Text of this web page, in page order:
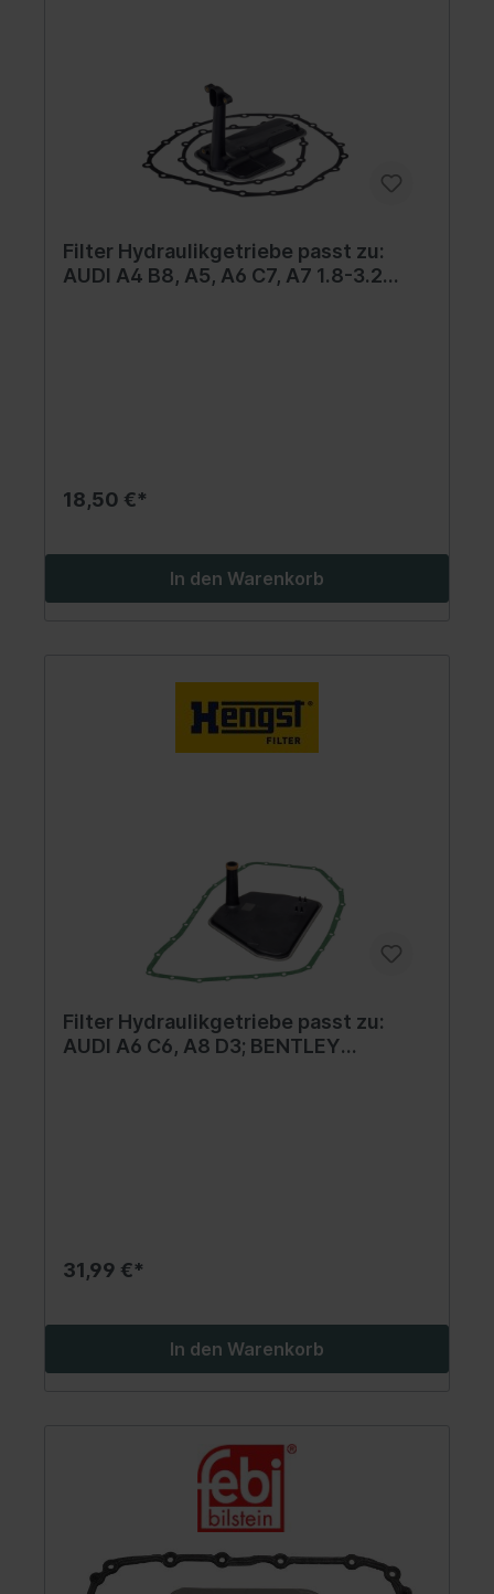
Filter Hydraulikgetriebe passt zu:
AUDI A4 B8, A5, A6 C7, A7 1.8-3.2
18,50 €*
In den Warenkorb
Filter Hydraulikgetriebe passt zu:
AUDI A6 C6, A8 D3; BENTLEY
31,99 €*
In den Warenkorb